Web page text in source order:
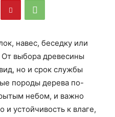
навес, беседку или
выбора древесины
но и срок службы
породы дерева по-
небом, и важно
и устойчивость к влаге,